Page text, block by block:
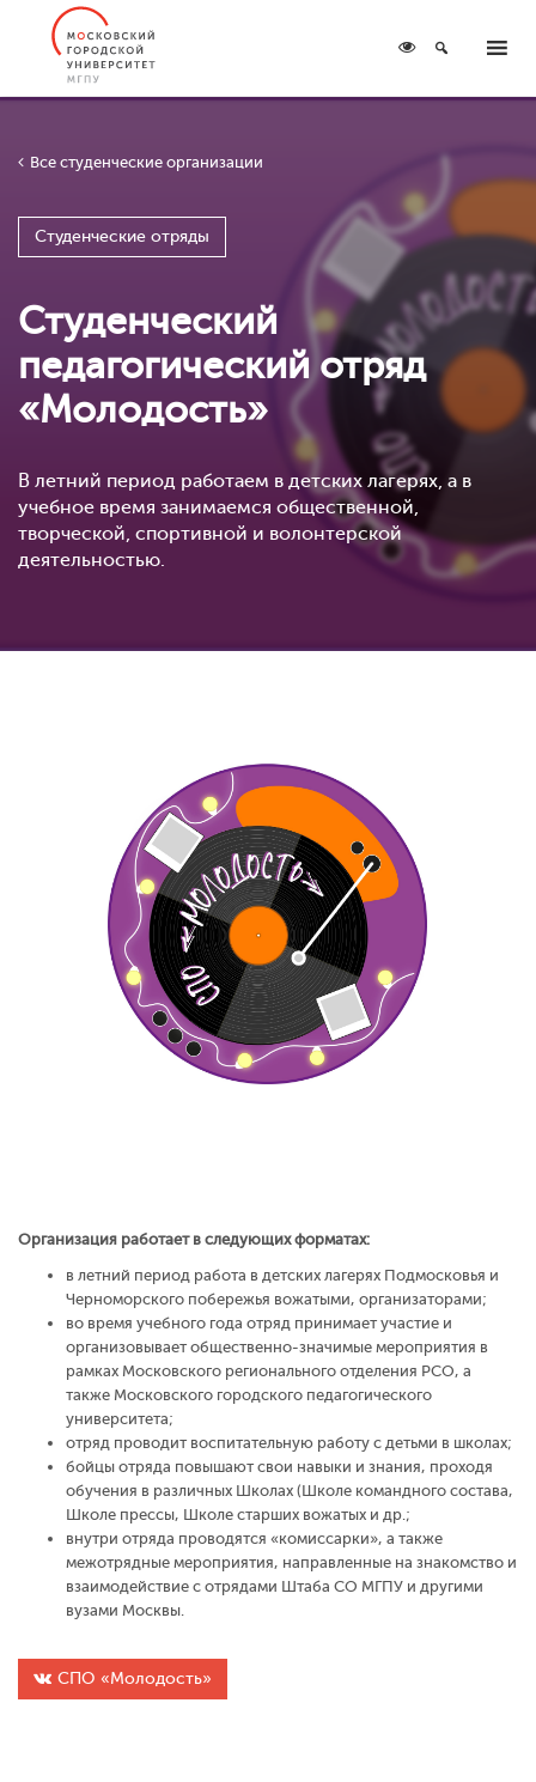
Все студенческие организации
Студенческие отряды
Студенческий
педагогический отряд
«Молодость»
В летний период работаем в детских лагерях, а в
учебное время занимаемся общественной,
творческой, спортивной и волонтерской
деятельностью.
Организация работает в следующих форматах:
в летний период работа в детских лагерях Подмосковья и
Черноморского побережья вожатыми, организаторами;
во время учебного года отряд принимает участие и
организовывает общественно-значимые мероприятия в
рамках Московского регионального отделения РСО, а
также Московского городского педагогического
университета;
отряд проводит воспитательную работу с детьми в школах;
бойцы отряда повышают свои навыки и знания, проходя
обучения в различных Школах (Школе командного состава,
Школе прессы, Школе старших вожатых и др.;
внутри отряда проводятся «комиссарки», а также
межотрядные мероприятия, направленные на знакомство и
взаимодействие с отрядами Штаба СО МГПУ и другими
вузами Москвы.
СПО «Молодость»